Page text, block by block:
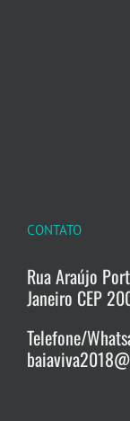
CONTATO
Rua Araújo
Janeiro CEP
Telefone/